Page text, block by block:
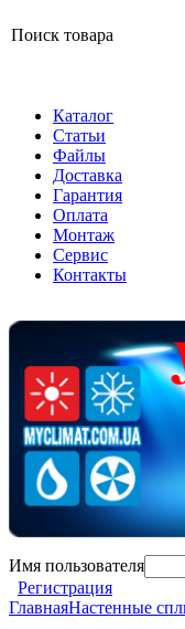
Каталог
Статьи
Файлы
Доставка
Гарантия
Оплата
Монтаж
Сервис
Контакты
Имя пользователя
Регистрация
ГлавнаяНастенные
Поиск товара